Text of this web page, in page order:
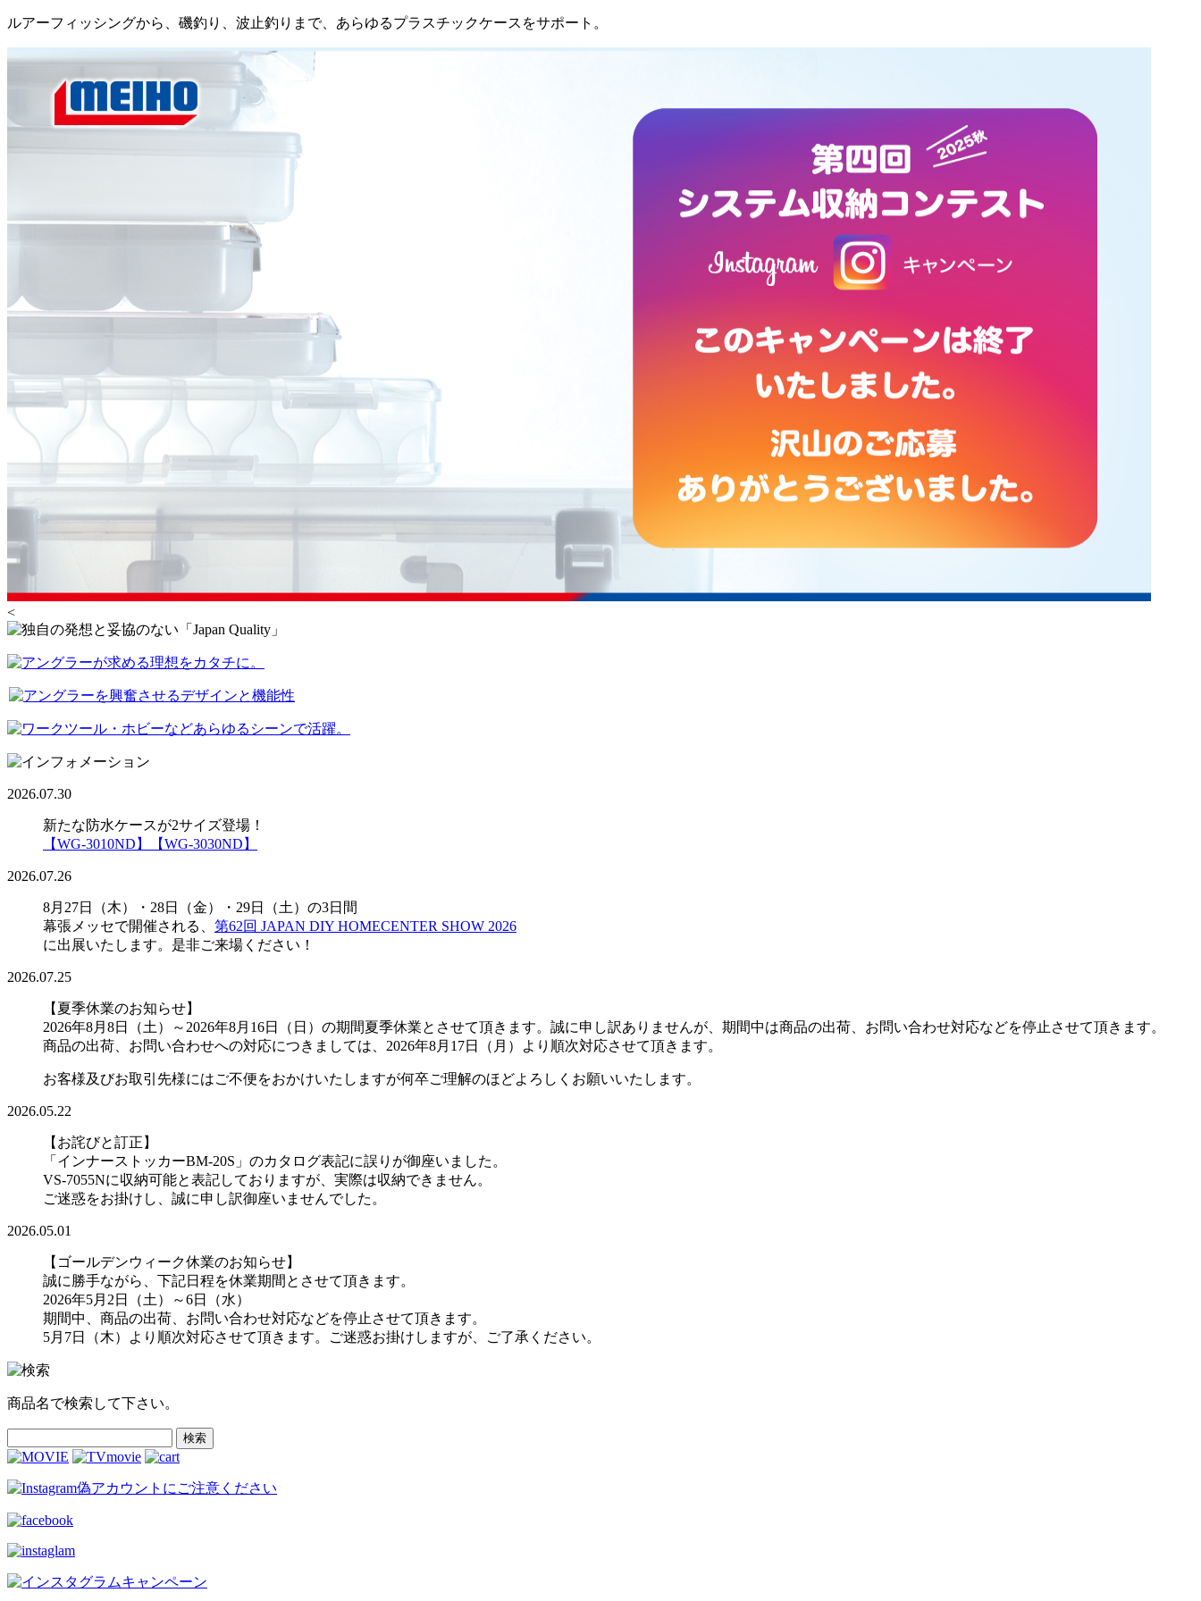
ルアーフィッシングから、磯釣り、波止釣りまで、あらゆるプラスチックケースをサポート。
<
2026.07.30
新たな防水ケースが2サイズ登場！
【WG-3010ND】
【WG-3030ND】
2026.07.26
8月27日（木）・28日（金）・29日（土）の3日間
幕張メッセで開催される、 第62回 JAPAN DIY HOMECENTER SHOW 2026
に出展いたします。是非ご来場ください！
2026.07.25
【夏季休業のお知らせ】
2026年8月8日（土）～2026年8月16日（日）の期間夏季休業とさせて頂きます。誠に申し訳ありませんが、期間中は商品の出荷、お問い合わせ対応などを停止させて頂きます。
商品の出荷、お問い合わせへの対応につきましては、2026年8月17日（月）より順次対応させて頂きます。
お客様及びお取引先様にはご不便をおかけいたしますが何卒ご理解のほどよろしくお願いいたします。
2026.05.22
【お詫びと訂正】
「インナーストッカーBM-20S」のカタログ表記に誤りが御座いました。
VS-7055Nに収納可能と表記しておりますが、実際は収納できません。
ご迷惑をお掛けし、誠に申し訳御座いませんでした。
2026.05.01
【ゴールデンウィーク休業のお知らせ】
誠に勝手ながら、下記日程を休業期間とさせて頂きます。
2026年5月2日（土）～6日（水）
期間中、商品の出荷、お問い合わせ対応などを停止させて頂きます。
5月7日（木）より順次対応させて頂きます。ご迷惑お掛けしますが、ご了承ください。
商品名で検索して下さい。